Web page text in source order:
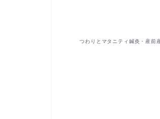
つわりとマタニティ鍼灸・産前